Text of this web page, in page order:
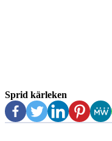
Sprid kärleken